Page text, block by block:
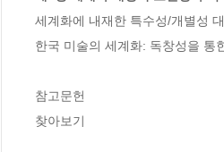
세계화에 내재한 특수성/개별성
한국 미술의 세계화: 독창성을 통
참고문헌
찾아보기